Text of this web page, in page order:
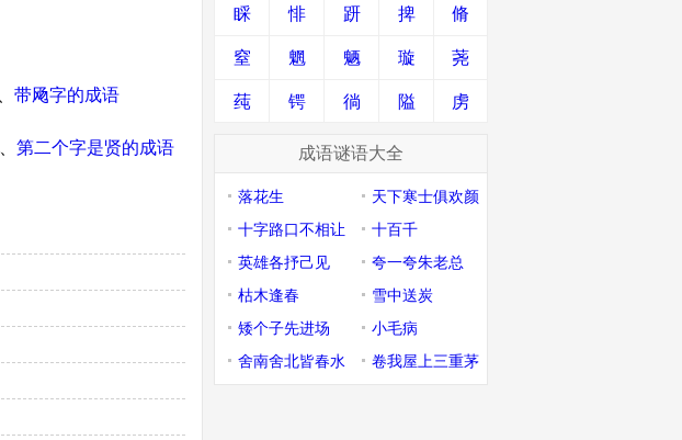
带飏字的成语
第二个字是贤的成语
睬 悱 趼 捭 脩
窒 魍 魉 璇 荛
莼 锷 徜 隘 虏
成语谜语大全
落花生
天下寒士俱欢颜
十字路口不相让
十百千
英雄各抒己见
夸一夸朱老总
枯木逢春
雪中送炭
矮个子先进场
小毛病
舍南舍北皆春水
卷我屋上三重茅